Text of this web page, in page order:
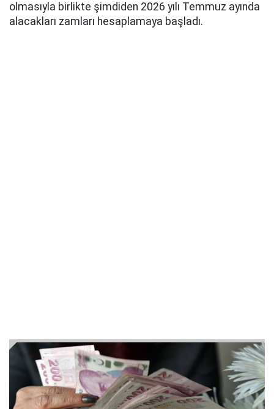
olmasıyla birlikte şimdiden 2026 yılı Temmuz ayında
alacakları zamları hesaplamaya başladı.